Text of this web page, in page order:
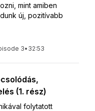
mint amiben
új, pozitívabb
3• 32:53
(1. rész)
folytatott